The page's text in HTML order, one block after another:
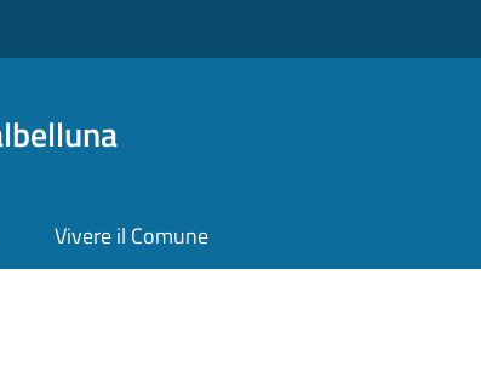
Vivere il Comune